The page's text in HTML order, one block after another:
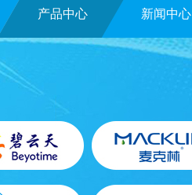
产品中心 新闻中心